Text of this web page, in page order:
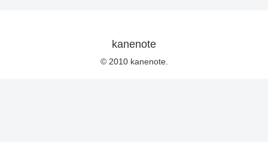
kanenote
© 2010 kanenote.